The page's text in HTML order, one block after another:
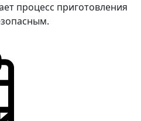
процесс приготовления